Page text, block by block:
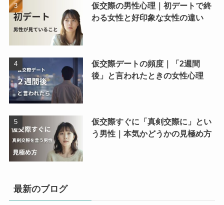
仮交際の男性心理｜初デートで終
わる女性と好印象な女性の違い
仮交際デートの頻度｜「2週間
後」と言われたときの女性心理
仮交際すぐに「真剣交際に」とい
う男性｜本気かどうかの見極め方
最新のブログ